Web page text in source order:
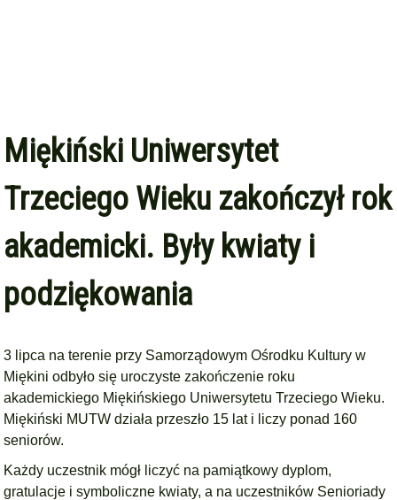
Miękiński Uniwersytet
Trzeciego Wieku zakończył rok
akademicki. Były kwiaty i
podziękowania
3 lipca na terenie przy Samorządowym Ośrodku Kultury w
Miękini odbyło się uroczyste zakończenie roku
akademickiego Miękińskiego Uniwersytetu Trzeciego Wieku.
Miękiński MUTW działa przeszło 15 lat i liczy ponad 160
seniorów.
Każdy uczestnik mógł liczyć na pamiątkowy dyplom,
gratulacje i symboliczne kwiaty, a na uczestników Senioriady